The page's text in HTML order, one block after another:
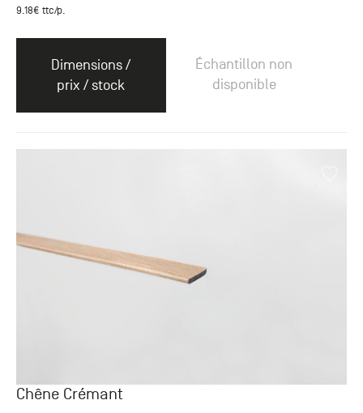
9.18€ ttc/p.
Dimensions /
prix / stock
Échantillon non
disponible
Chêne Crémant